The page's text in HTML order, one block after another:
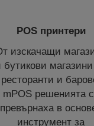
POS принтери
изскачащи
бутикови
ресторанти и
mPOS решенията
превърнаха в
инструмент за